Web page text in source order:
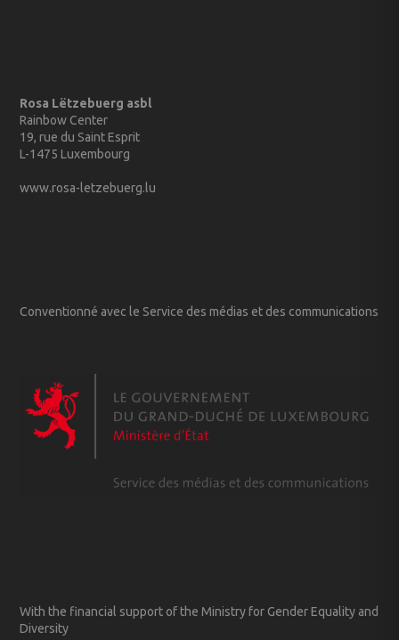
Rosa Lëtzebuerg asbl
Rainbow Center
19, rue du Saint Esprit
L-1475 Luxembourg
www.rosa-letzebuerg.lu
Conventionné avec le Service des médias et des communications
With the financial support of the Ministry for Gender Equality and
Diversity